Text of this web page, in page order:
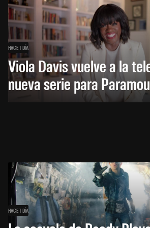
HACE 1 DÍA
Viola Davis vuelve a la
nueva serie para
HACE 1 DÍA